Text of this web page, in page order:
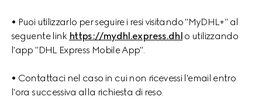
• Puoi utilizzarlo per seguire i resi visitando "MyDHL+" al
seguente link https://mydhl.express.dhl o utilizzando
l'app "DHL Express Mobile App".
• Contattaci nel caso in cui non ricevessi l'email entro
l'ora successiva alla richiesta di reso.